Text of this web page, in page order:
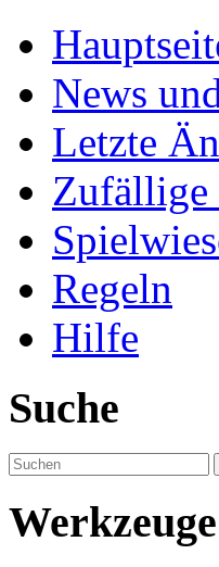
News
Letzte
Zufällige
Regeln
Hilfe
Suche
Werkzeuge